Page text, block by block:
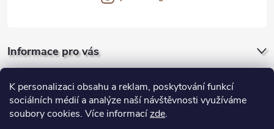
K personalizaci obsahu a reklam, poskytování funkcí
sociálních médií a analýze naší návštěvnosti využíváme
soubory cookies. Více informacízde.
Informace pro vás
Pro firmy a gastro
Blog